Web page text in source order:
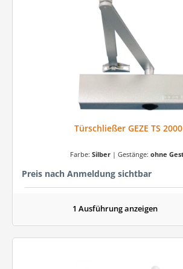
Türschließer GEZE TS
Farbe: Silber | Gestänge: ohne
Preis nach Anmeldung sichtbar
1 Ausführung anzeigen